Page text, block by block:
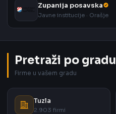
Zupanija posavska
Javne institucije · Orašje
Pretraži po gradu
Firme u vašem gradu
Tuzla
2.903 firmi